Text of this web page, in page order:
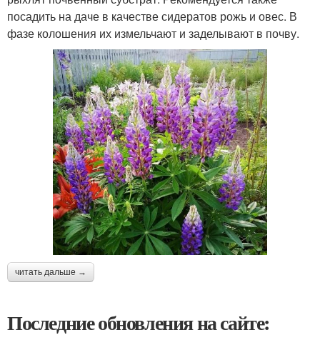
посадить на даче в качестве сидератов рожь и овес. В
фазе колошения их измельчают и заделывают в почву.
читать дальше →
Последние обновления на сайте: